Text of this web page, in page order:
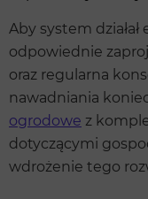
Aby system
odpowiednie
oraz regularna
nawadniania
ogrodowe z
dotyczącymi
wdrożenie tego